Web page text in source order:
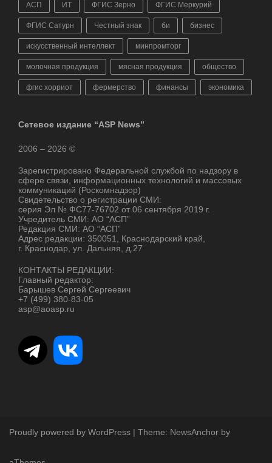
АСП ИТ ФГИС Зерно ФГИС Меркурий
ФГИС Сатурн Честный знак би бизнес
искусственный интеллект минпромторг
молочная продукция мясная продукция общество
фгис хорриот фермерство финансы экономика
Сетевое издание “ASP News”
2006 – 2026 ©
Зарегистрировано Федеральной службой по надзору в
сфере связи, информационных технологий и массовых
коммуникаций (Роскомнадзор)
Свидетельство о регистрации СМИ:
серия Эл № ФС77-76702 от 06 сентября 2019 г.
Учредитель СМИ: АО “АСП”
Редакция СМИ: АО “АСП”
Адрес редакции: 350051, Краснодарский край,
г. Краснодар, ул. Дальняя, д.27
КОНТАКТЫ РЕДАКЦИИ:
Главный редактор:
Барышев Сергей Сергеевич
+7 (499) 380-83-05
asp@aoasp.ru
Proudly powered by WordPress | Theme: NewsAnchor by